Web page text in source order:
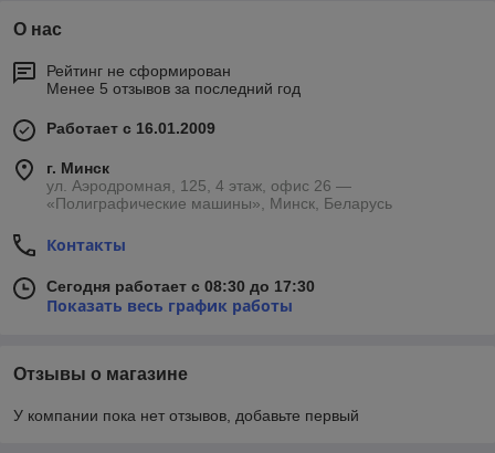
О нас
Рейтинг не сформирован
Менее 5 отзывов за последний год
Работает с 16.01.2009
г. Минск
ул. Аэродромная, 125, 4 этаж, офис 26 —
«Полиграфические машины», Минск, Беларусь
Контакты
Сегодня работает с 08:30 до 17:30
Показать весь график работы
Отзывы о магазине
У компании пока нет отзывов, добавьте первый